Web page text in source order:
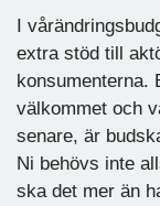
I
extra stöd till
konsumenterna.
välkommet och
senare, är
Ni behövs inte
ska det mer än